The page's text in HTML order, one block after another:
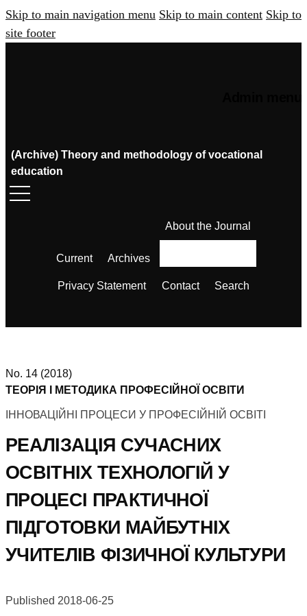
Skip to main navigation menu Skip to main content Skip to
site footer
(Archive) Theory and methodology of vocational
education
Current Archives
About the Journal
Privacy Statement Contact Search
No. 14 (2018)
ТЕОРІЯ І МЕТОДИКА ПРОФЕСІЙНОЇ ОСВІТИ
ІННОВАЦІЙНІ ПРОЦЕСИ У ПРОФЕСІЙНІЙ ОСВІТІ
РЕАЛІЗАЦІЯ СУЧАСНИХ
ОСВІТНІХ ТЕХНОЛОГІЙ У
ПРОЦЕСІ ПРАКТИЧНОЇ
ПІДГОТОВКИ МАЙБУТНІХ
УЧИТЕЛІВ ФІЗИЧНОЇ КУЛЬТУРИ
Published 2018-06-25